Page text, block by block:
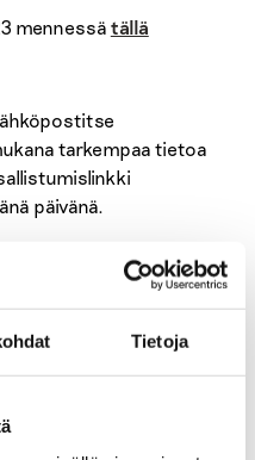
Tietoja
mennessä tällä
tarkempaa tietoa
päivänä.